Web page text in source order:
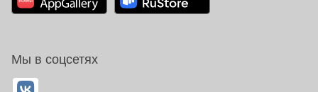
Мы в соцсетях